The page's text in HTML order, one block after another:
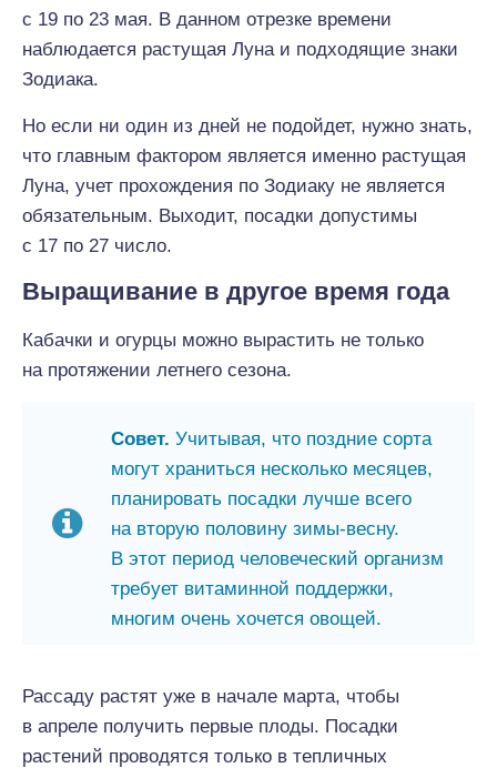
с 19 по 23 мая. В данном отрезке времени
наблюдается растущая Луна и подходящие знаки
Зодиака.
Но если ни один из дней не подойдет, нужно знать,
что главным фактором является именно растущая
Луна, учет прохождения по Зодиаку не является
обязательным. Выходит, посадки допустимы
с 17 по 27 число.
Выращивание в другое время года
Кабачки и огурцы можно вырастить не только
на протяжении летнего сезона.
Совет. Учитывая, что поздние сорта
могут храниться несколько месяцев,
планировать посадки лучше всего
на вторую половину зимы-весну.
В этот период человеческий организм
требует витаминной поддержки,
многим очень хочется овощей.
Рассаду растят уже в начале марта, чтобы
в апреле получить первые плоды. Посадки
растений проводятся только в тепличных